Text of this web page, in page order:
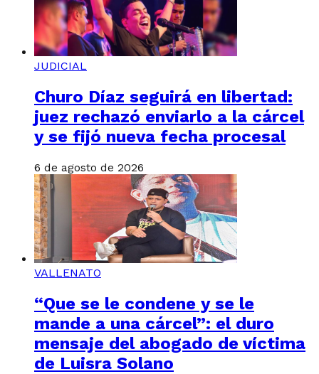
JUDICIAL
Churo Díaz seguirá en libertad:
juez rechazó enviarlo a la cárcel
y se fijó nueva fecha procesal
6 de agosto de 2026
VALLENATO
“Que se le condene y se le
mande a una cárcel”: el duro
mensaje del abogado de víctima
de Luisra Solano